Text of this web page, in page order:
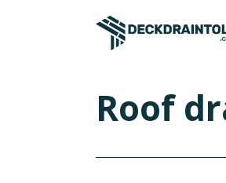
Roof